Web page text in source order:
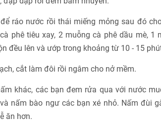
ráo nước rồi thái miếng mỏng sau đó
phê tiêu xay, 2 muỗng cà phê dầu mè,
đều lên và ướp trong khoảng từ 10 - 15
cắt làm đôi rồi ngâm cho nở mềm.
khác, các bạn đem rửa qua với nước
nấm bào ngư các bạn xé nhỏ. Nấm đùi
ăn hơn.